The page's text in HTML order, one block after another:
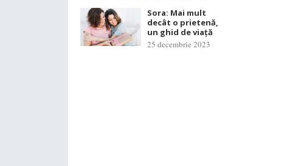
Sora: Mai mult
decât o prietenă,
un ghid de viață
25 decembrie 2023